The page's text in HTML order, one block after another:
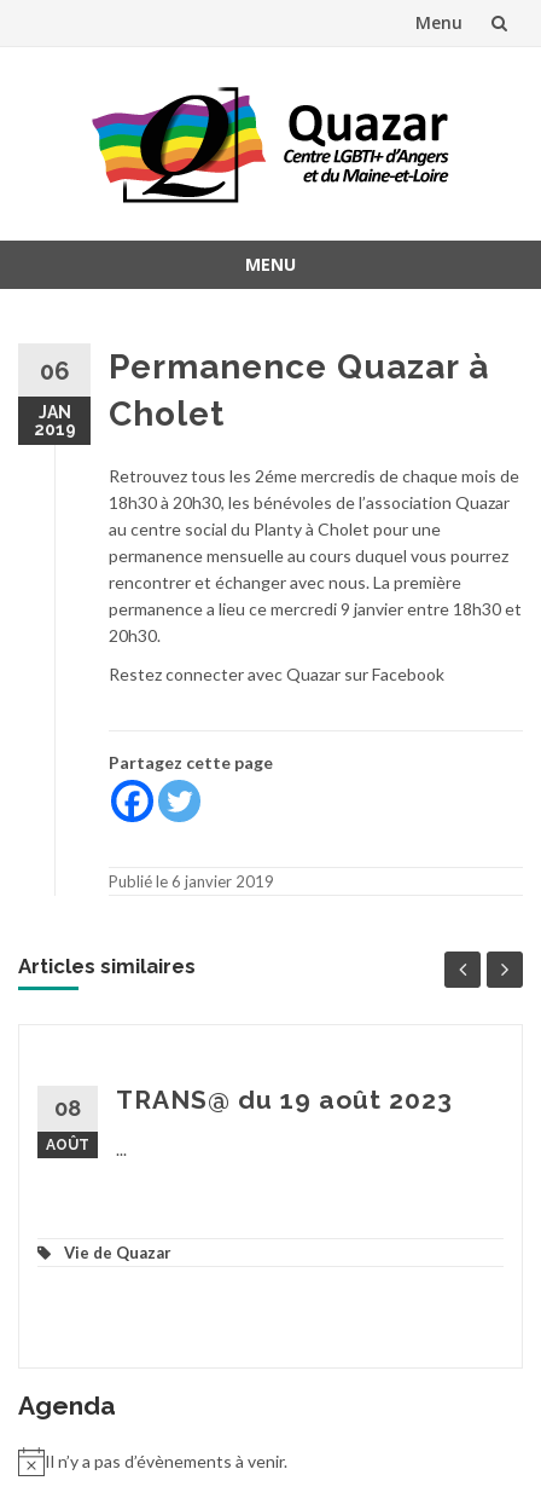
Menu
MENU
06
JAN
2019
Permanence Quazar à
Cholet
Retrouvez tous les 2éme mercredis de chaque mois de
18h30 à 20h30, les bénévoles de l’association Quazar
au centre social du Planty à Cholet pour une
permanence mensuelle au cours duquel vous pourrez
rencontrer et échanger avec nous. La première
permanence a lieu ce mercredi 9 janvier entre 18h30 et
20h30.
Restez connecter avec Quazar sur Facebook
Partagez cette page
Publié le 6 janvier 2019
Articles similaires
08
AOÛT
TRANS@ du 19 août 2023
...
Vie de Quazar
Agenda
Il n’y a pas d’évènements à venir.